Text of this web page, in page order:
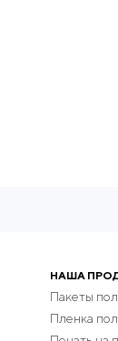
НАША
Пакеты
Пленка